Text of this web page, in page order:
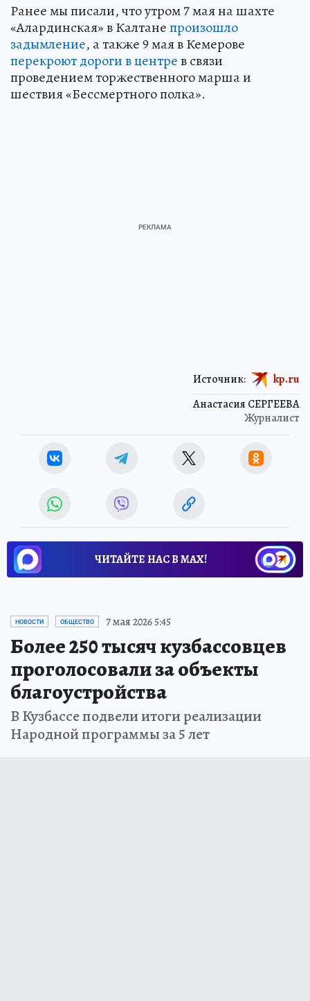
Ранее мы писали, что утром 7 мая на шахте
«Алардинская» в Калтанепроизошло
задымление, а также 9 мая в Кемерове
перекроют дороги в центрев связи
проведением торжественного марша и
шествия «Бессмертного полка».
Анастасия СЕРГЕЕВА
Журналист
Источник: kp.ru
ЧИТАЙТЕ НАС В МАХ!
НОВОСТИ ОБЩЕСТВО 7 мая 2026 5:45
Более 250 тысяч кузбассовцев
проголосовали за объекты
благоустройства
В Кузбассе подвели итоги реализации
Народной программы за 5 лет